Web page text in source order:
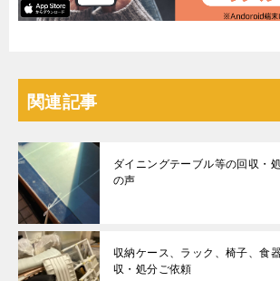
関連記事
ダイニングテーブル等の回収・
の声
収納ケース、ラック、椅子、食
収・処分ご依頼